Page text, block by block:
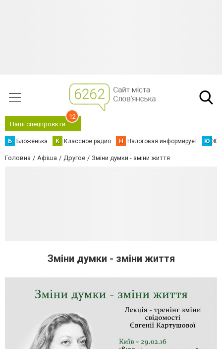
Наші спецпроєкти
12
Б Бложенька К Классное радио Н Налоговая информирует Ю
Головна Афіша Другое Зміни думки - зміни життя
Зміни думки - зміни життя